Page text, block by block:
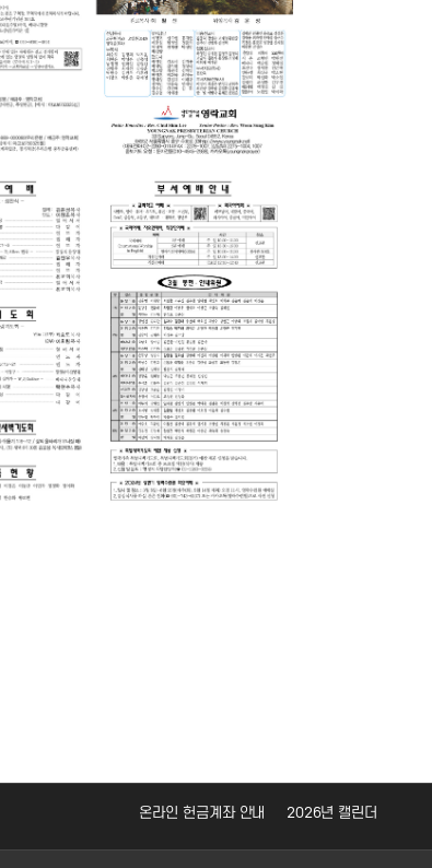
온라인 헌금계좌 안내 2026년 캘린더